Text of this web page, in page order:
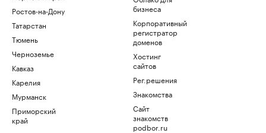
Ростов-на-Дону
Татарстан
Тюмень
Черноземье
Кавказ
Карелия
Мурманск
Приморский
край
бизнеса
Корпоративный
регистратор
доменов
Хостинг
сайтов
Рег.решения
Знакомства
Сайт
знакомств
podbor.ru